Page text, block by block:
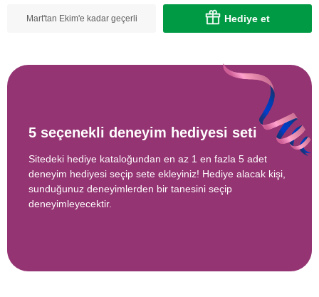
Mart'tan Ekim'e kadar geçerli Hediye et
5 seçenekli deneyim hediyesi seti
Sitedeki hediye kataloğundan en az 1 en fazla 5 adet
deneyim hediyesi seçip sete ekleyiniz! Hediye alacak kişi,
sunduğunuz deneyimlerden bir tanesini seçip
deneyimleyecektir.